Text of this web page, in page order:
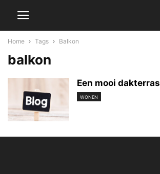
Home Tags Balkon
balkon
Een mooi dakterras
WONEN